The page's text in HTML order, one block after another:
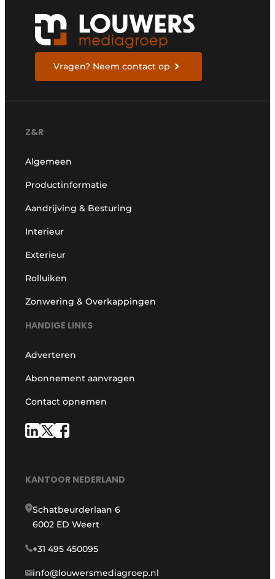
Vragen? Neem contact op
Z&R
Algemeen
Productinformatie
Aandrijving & Besturing
Interieur
Exterieur
Rolluiken
Zonwering & Overkappingen
HANDIGE LINKS
Adverteren
Abonnement aanvragen
Contact opnemen
KANTOOR NEDERLAND
Schatbeurderlaan 6
6002 ED Weert
+31 495 450095
info@louwersmediagroep.nl